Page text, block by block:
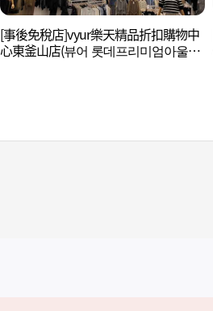
[事後免稅店]vyur樂天精品折扣購物中
心東釜山店(뷰어 롯데프리미엄아울렛